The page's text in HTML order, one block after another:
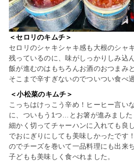
＜セロリのキムチ＞
セロリのシャキシャキ感も大根のシャ
残っているのに、味がしっかりしみ込
飯が進むのはもちろんお酒のおつまみ
そこまで辛すぎないのでついつい食べ
＜小松菜のキムチ＞
こっちはけっこう辛め！ヒーヒー言い
に、ついもう1つ…とお箸が進みました
細かく切ってチャーハンに入れても良
でおにぎりにしても美味しかったです
のでチーズを巻いて一品料理にも出来
子どもも美味しく食べれました。